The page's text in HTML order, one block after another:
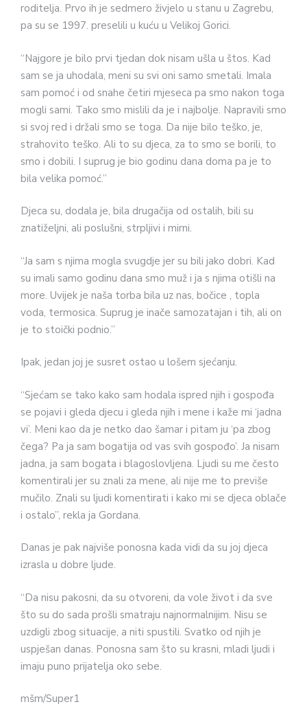
roditelja. Prvo ih je sedmero živjelo u stanu u Zagrebu,
pa su se 1997. preselili u kuću u Velikoj Gorici.
“Najgore je bilo prvi tjedan dok nisam ušla u štos. Kad
sam se ja uhodala, meni su svi oni samo smetali. Imala
sam pomoć i od snahe četiri mjeseca pa smo nakon toga
mogli sami. Tako smo mislili da je i najbolje. Napravili smo
si svoj red i držali smo se toga. Da nije bilo teško, je,
strahovito teško. Ali to su djeca, za to smo se borili, to
smo i dobili. I suprug je bio godinu dana doma pa je to
bila velika pomoć.”
Djeca su, dodala je, bila drugačija od ostalih, bili su
znatiželjni, ali poslušni, strpljivi i mirni.
“Ja sam s njima mogla svugdje jer su bili jako dobri. Kad
su imali samo godinu dana smo muž i ja s njima otišli na
more. Uvijek je naša torba bila uz nas, bočice , topla
voda, termosica. Suprug je inače samozatajan i tih, ali on
je to stoički podnio.”
Ipak, jedan joj je susret ostao u lošem sjećanju.
“Sjećam se tako kako sam hodala ispred njih i gospođa
se pojavi i gleda djecu i gleda njih i mene i kaže mi ‘jadna
vi’. Meni kao da je netko dao šamar i pitam ju ‘pa zbog
čega? Pa ja sam bogatija od vas svih gospođo’. Ja nisam
jadna, ja sam bogata i blagoslovljena. Ljudi su me često
komentirali jer su znali za mene, ali nije me to previše
mučilo. Znali su ljudi komentirati i kako mi se djeca oblače
i ostalo”, rekla ja Gordana.
Danas je pak najviše ponosna kada vidi da su joj djeca
izrasla u dobre ljude.
“Da nisu pakosni, da su otvoreni, da vole život i da sve
što su do sada prošli smatraju najnormalnijim. Nisu se
uzdigli zbog situacije, a niti spustili. Svatko od njih je
uspješan danas. Ponosna sam što su krasni, mladi ljudi i
imaju puno prijatelja oko sebe.
mšm/Super1